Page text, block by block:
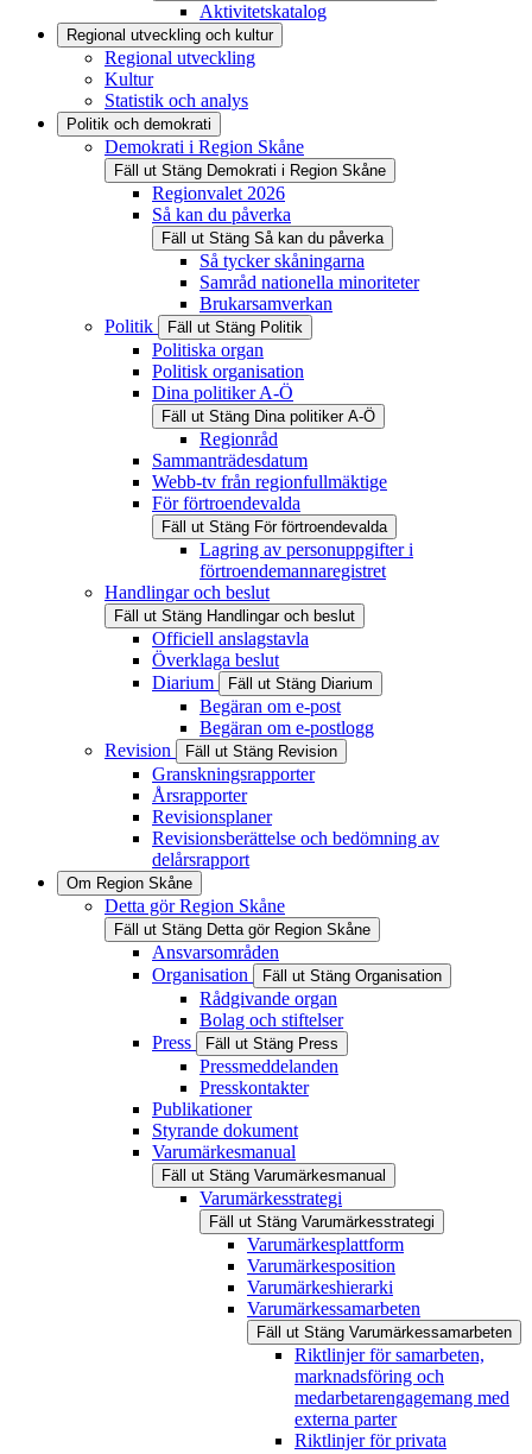
Aktivitetskatalog
Regional utveckling och kultur
Regional utveckling
Kultur
Statistik och analys
Politik och demokrati
Demokrati i Region Skåne
Fäll ut Stäng Demokrati i Region Skåne
Regionvalet 2026
Så kan du påverka
Fäll ut Stäng Så kan du påverka
Så tycker skåningarna
Samråd nationella minoriteter
Brukarsamverkan
Politik
Fäll ut Stäng Politik
Politiska organ
Politisk organisation
Dina politiker A-Ö
Fäll ut Stäng Dina politiker A-Ö
Regionråd
Sammanträdesdatum
Webb-tv från regionfullmäktige
För förtroendevalda
Fäll ut Stäng För förtroendevalda
Lagring av personuppgifter i
förtroendemannaregistret
Handlingar och beslut
Fäll ut Stäng Handlingar och beslut
Officiell anslagstavla
Överklaga beslut
Diarium
Fäll ut Stäng Diarium
Begäran om e-post
Begäran om e-postlogg
Revision
Fäll ut Stäng Revision
Granskningsrapporter
Årsrapporter
Revisionsplaner
Revisionsberättelse och bedömning av
delårsrapport
Om Region Skåne
Detta gör Region Skåne
Fäll ut Stäng Detta gör Region Skåne
Ansvarsområden
Organisation
Fäll ut Stäng Organisation
Rådgivande organ
Bolag och stiftelser
Press
Fäll ut Stäng Press
Pressmeddelanden
Presskontakter
Publikationer
Styrande dokument
Varumärkesmanual
Fäll ut Stäng Varumärkesmanual
Varumärkesstrategi
Fäll ut Stäng Varumärkesstrategi
Varumärkesplattform
Varumärkesposition
Varumärkeshierarki
Varumärkessamarbeten
Fäll ut Stäng Varumärkessamarbeten
Riktlinjer för samarbeten,
marknadsföring och
medarbetarengagemang med
externa parter
Riktlinjer för privata